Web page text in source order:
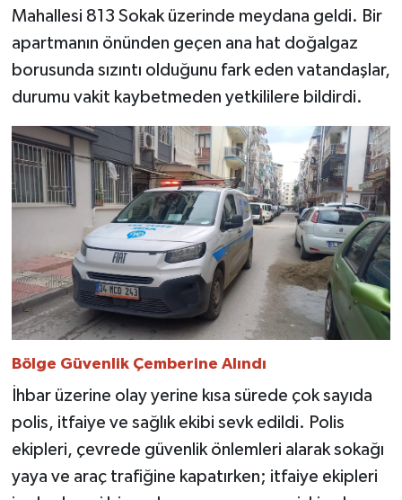
Mahallesi 813 Sokak üzerinde meydana geldi. Bir
apartmanın önünden geçen ana hat doğalgaz
borusunda sızıntı olduğunu fark eden vatandaşlar,
durumu vakit kaybetmeden yetkililere bildirdi.
​Bölge Güvenlik Çemberine Alındı
​İhbar üzerine olay yerine kısa sürede çok sayıda
polis, itfaiye ve sağlık ekibi sevk edildi. Polis
ekipleri, çevrede güvenlik önlemleri alarak sokağı
yaya ve araç trafiğine kapatırken; itfaiye ekipleri